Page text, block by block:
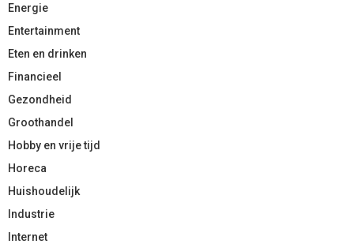
Energie
Entertainment
Eten en drinken
Financieel
Gezondheid
Groothandel
Hobby en vrije tijd
Horeca
Huishoudelijk
Industrie
Internet